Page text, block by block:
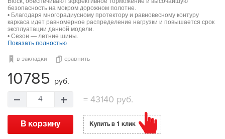
безопасность на мокром дорожном полотне.
• Благодаря многорадиусному протектору и равновесному контуру
каркаса идет равномерное распределение нагрузки и повышается срок
эксплуатации данной модели.
• Сезон — летние шины.
Показать полностью
в закладки сравнить
10785 руб.
4 = 43140 руб.
В корзину Купить в 1 клик